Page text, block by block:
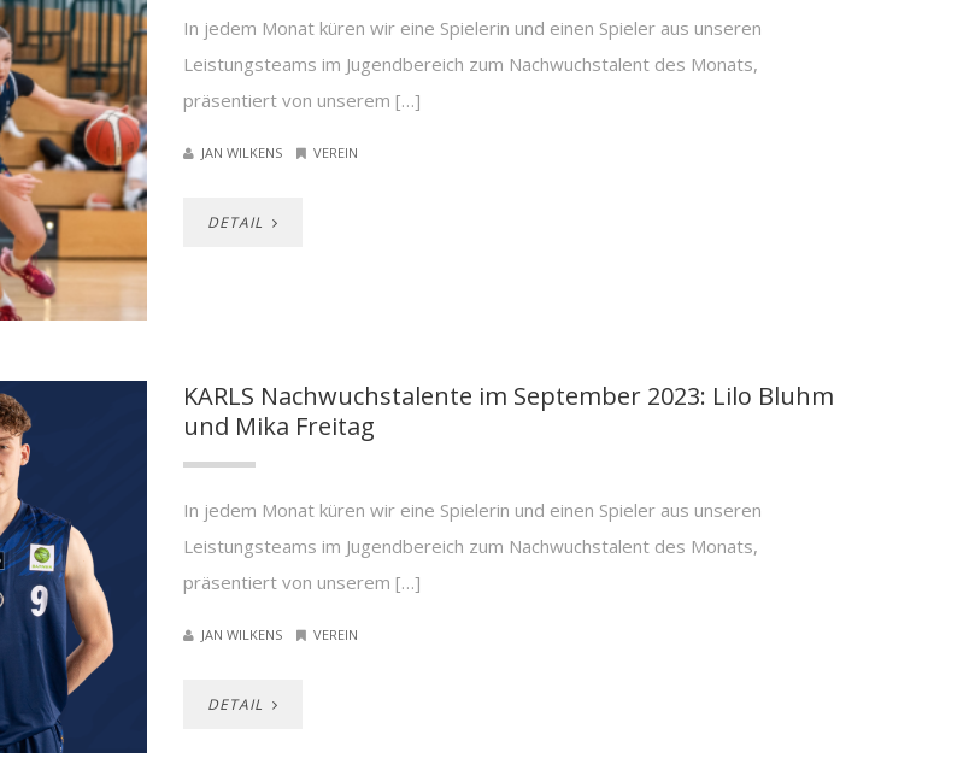
In jedem Monat küren wir eine Spielerin und einen Spieler aus unseren
Leistungsteams im Jugendbereich zum Nachwuchstalent des Monats,
präsentiert von unserem […]
JAN WILKENS VEREIN
DETAIL
KARLS Nachwuchstalente im September 2023: Lilo Bluhm
und Mika Freitag
In jedem Monat küren wir eine Spielerin und einen Spieler aus unseren
Leistungsteams im Jugendbereich zum Nachwuchstalent des Monats,
präsentiert von unserem […]
JAN WILKENS VEREIN
DETAIL